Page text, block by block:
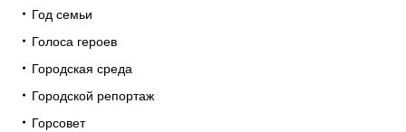
Год семьи
Голоса героев
Городская среда
Городской репортаж
Горсовет